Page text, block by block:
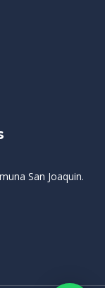
San Joaquin.